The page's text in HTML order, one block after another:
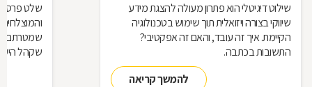
שילוט דיגיטלי הוא פתרון מעולה להצגת מידע
שיווקי בצורה ויזואלית תוך שימוש בטכנולוגיה
הקיימת. איך זה עובד, והאם זה אפקטיבי?
התשובות בכתבה.
להמשך קריאה
שלט
שמטרתם
שקהל